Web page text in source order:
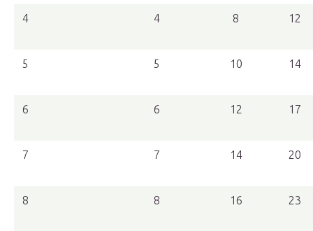
4 4 8 12
5 5 10 14
6 6 12 17
7 7 14 20
8 8 16 23